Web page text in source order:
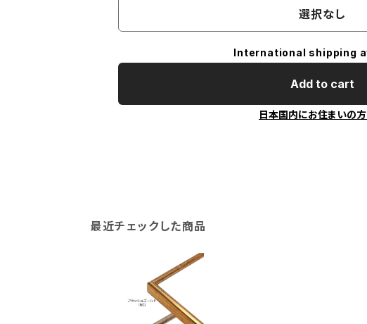
選択なし
International shipping
Add to cart
日本国内にお住まいの
最近チェックした商品